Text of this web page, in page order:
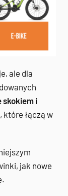
ale dla
skokiem i
, które łączą w
jak nowe